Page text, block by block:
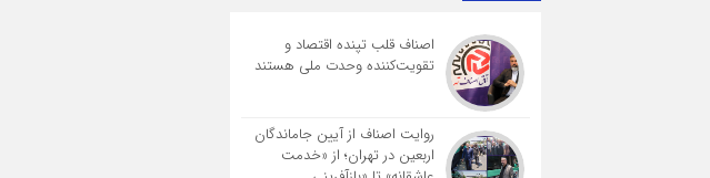
اصناف قلب تپنده اقتصاد و
تقویت‌کننده وحدت ملی هستند
روایت اصناف از آیین جاماندگان
اربعین در تهران؛ از «خدمت